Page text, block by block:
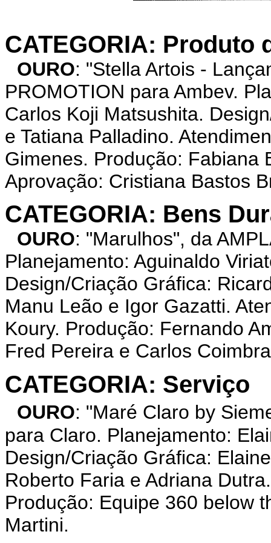
CATEGORIA: Produto
OURO: "Stella Artois -
PROMOTION para Ambev.
Carlos Koji Matsushita.
e Tatiana Palladino.
Gimenes. Produção: Fabiana
Aprovação: Cristiana Bastos
CATEGORIA: Bens
OURO: "Marulhos", da
Planejamento: Aguinaldo
Design/Criação Gráfica:
Manu Leão e Igor Gazatti.
Koury. Produção: Fernando
Fred Pereira e Carlos
CATEGORIA: Serviço
OURO: "Maré Claro by
para Claro. Planejamento:
Design/Criação Gráfica:
Roberto Faria e Adriana
Produção: Equipe 360 below
Martini.